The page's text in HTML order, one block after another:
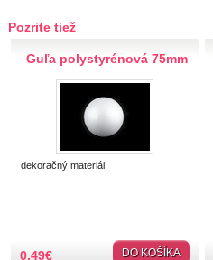
Burda strihy
Gombíky stláčacie, riflové
Pozrite tiež
Guľa polystyrénová 75mm
dekoračný materiál
0,49€ DO KOŠÍKA